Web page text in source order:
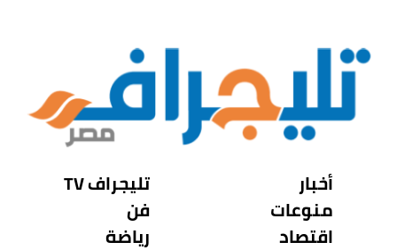
أخبار
منوعات
اقتصاد
تليجراف TV
فن
رياضة